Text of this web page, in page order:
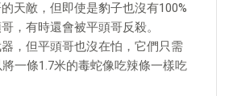
天敵，但即使是豹子也沒有100%
，有時還會被平頭哥反殺。
，但平頭哥也沒在怕，它們只需
一條1.7米的毒蛇像吃辣條一樣吃